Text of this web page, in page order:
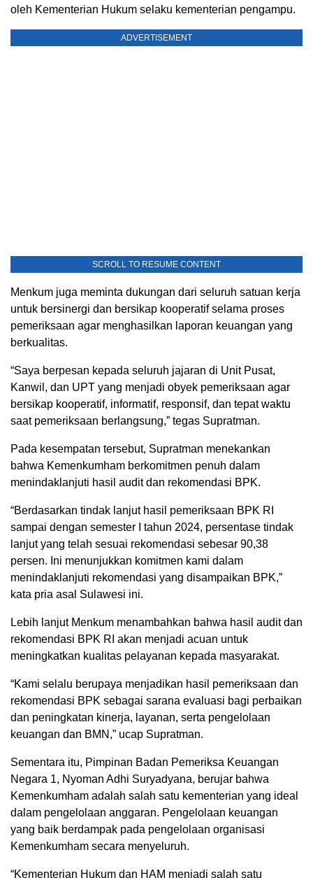
oleh Kementerian Hukum selaku kementerian pengampu.
ADVERTISEMENT
SCROLL TO RESUME CONTENT
Menkum juga meminta dukungan dari seluruh satuan kerja
untuk bersinergi dan bersikap kooperatif selama proses
pemeriksaan agar menghasilkan laporan keuangan yang
berkualitas.
“Saya berpesan kepada seluruh jajaran di Unit Pusat,
Kanwil, dan UPT yang menjadi obyek pemeriksaan agar
bersikap kooperatif, informatif, responsif, dan tepat waktu
saat pemeriksaan berlangsung,” tegas Supratman.
Pada kesempatan tersebut, Supratman menekankan
bahwa Kemenkumham berkomitmen penuh dalam
menindaklanjuti hasil audit dan rekomendasi BPK.
“Berdasarkan tindak lanjut hasil pemeriksaan BPK RI
sampai dengan semester I tahun 2024, persentase tindak
lanjut yang telah sesuai rekomendasi sebesar 90,38
persen. Ini menunjukkan komitmen kami dalam
menindaklanjuti rekomendasi yang disampaikan BPK,”
kata pria asal Sulawesi ini.
Lebih lanjut Menkum menambahkan bahwa hasil audit dan
rekomendasi BPK RI akan menjadi acuan untuk
meningkatkan kualitas pelayanan kepada masyarakat.
“Kami selalu berupaya menjadikan hasil pemeriksaan dan
rekomendasi BPK sebagai sarana evaluasi bagi perbaikan
dan peningkatan kinerja, layanan, serta pengelolaan
keuangan dan BMN,” ucap Supratman.
Sementara itu, Pimpinan Badan Pemeriksa Keuangan
Negara 1, Nyoman Adhi Suryadyana, berujar bahwa
Kemenkumham adalah salah satu kementerian yang ideal
dalam pengelolaan anggaran. Pengelolaan keuangan
yang baik berdampak pada pengelolaan organisasi
Kemenkumham secara menyeluruh.
“Kementerian Hukum dan HAM menjadi salah satu